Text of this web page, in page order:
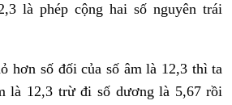
là phép cộng hai số nguyên trái
hơn số đối của số âm là 12,3 thì ta
là 12,3 trừ đi số dương là 5,67 rồi